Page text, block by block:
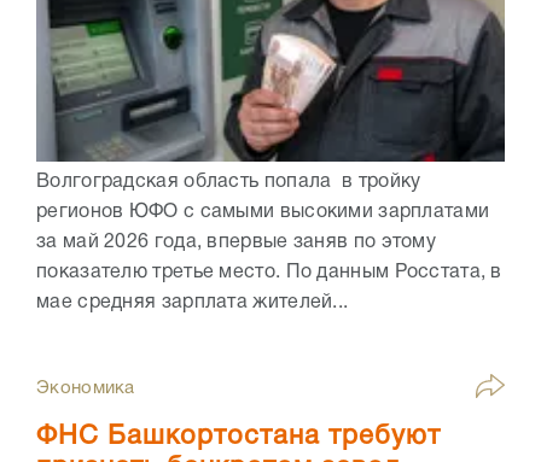
Волгоградская область попала в тройку
регионов ЮФО с самыми высокими зарплатами
за май 2026 года, впервые заняв по этому
показателю третье место. По данным Росстата, в
мае средняя зарплата жителей...
Экономика
ФНС Башкортостана требуют